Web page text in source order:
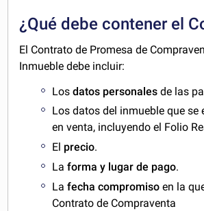
¿Qué debe contener el
El Contrato de Promesa de
Inmueble debe incluir:
Losdatos personalesde las
Los datos del inmueble que se
en venta, incluyendo el Folio
El precio.
Laforma y lugar de pago.
Lafecha compromiso en la
Contrato de Compraventa